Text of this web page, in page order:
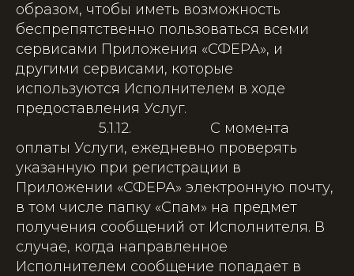
образом, чтобы иметь возможность
беспрепятственно пользоваться всеми
сервисами Приложения «СФЕРА», и
другими сервисами, которые
используются Исполнителем в ходе
предоставления Услуг.
5.1.12. С момента
оплаты Услуги, ежедневно проверять
указанную при регистрации в
Приложении «СФЕРА» электронную почту,
в том числе папку «Спам» на предмет
получения сообщений от Исполнителя. В
случае, когда направленное
Исполнителем сообщение попадает в